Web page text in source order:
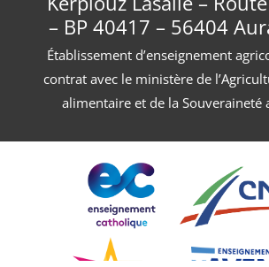
– BP 40417 – 56404
Établissement d’enseignement
contrat avec le ministère de
alimentaire et de la Souveraineté